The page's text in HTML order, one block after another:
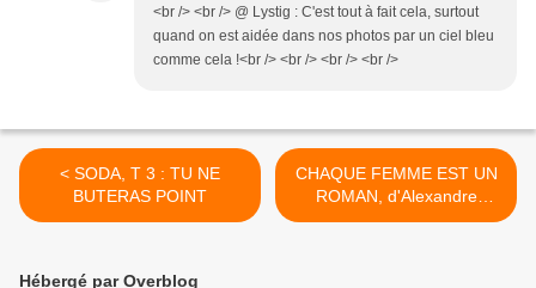
<br /> <br /> @ Lystig : C'est tout à fait cela, surtout
quand on est aidée dans nos photos par un ciel bleu
comme cela !<br /> <br /> <br /> <br />
< SODA, T 3 : TU NE
BUTERAS POINT
CHAQUE FEMME EST UN
ROMAN, d'Alexandre
JARDIN >
Hébergé par Overblog